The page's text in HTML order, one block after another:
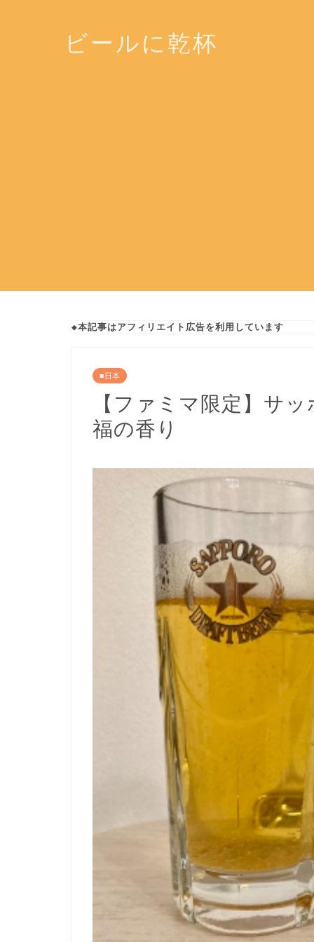
ビールに乾杯
◆本記事はアフィリエイト広告を利用しています
■日本
【ファミマ限定】
福の香り